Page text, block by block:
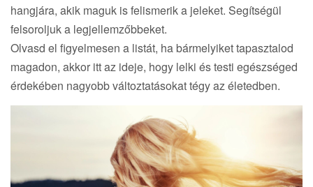
hangjára, akik maguk is felismerik a jeleket. Segítségül
felsoroljuk a legjellemzőbbeket.
Olvasd el figyelmesen a listát, ha bármelyiket tapasztalod
magadon, akkor itt az ideje, hogy lelki és testi egészséged
érdekében nagyobb változtatásokat tégy az életedben.